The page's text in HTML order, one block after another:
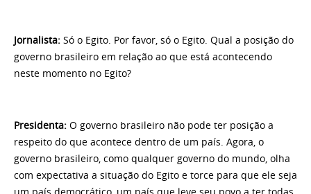
Jornalista: Só o Egito. Por favor, só o Egito. Qual a posição do
governo brasileiro em relação ao que está acontecendo
neste momento no Egito?
Presidenta: O governo brasileiro não pode ter posição a
respeito do que acontece dentro de um país. Agora, o
governo brasileiro, como qualquer governo do mundo, olha
com expectativa a situação do Egito e torce para que ele seja